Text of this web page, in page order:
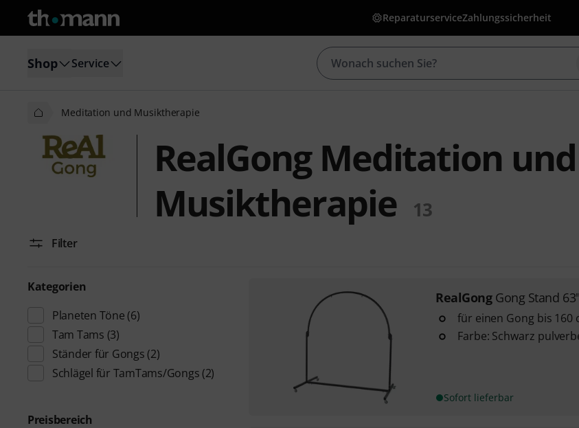
ReparaturserviceZahlungssicherheit
Shop Service
Meditation und Musiktherapie
RealGong Meditation und
Musiktherapie
13
Filter
Kategorien
Planeten Töne (6)
Tam Tams (3)
Ständer für Gongs (2)
Schlägel für TamTams/Gongs (2)
Preisbereich
RealGong Gong Stand
für einen Gong bis 160
Farbe: Schwarz
Sofort lieferbar